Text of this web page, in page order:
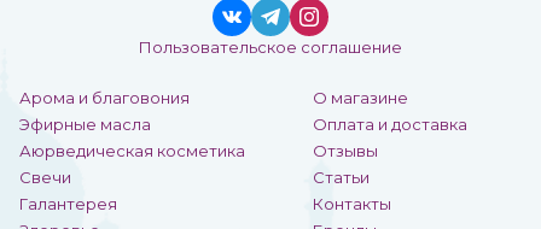
Арома и благовония
Эфирные масла
Аюрведическая косметика
Свечи
Галантерея
О магазине
Оплата и доставка
Отзывы
Статьи
Контакты
Пользовательское соглашение